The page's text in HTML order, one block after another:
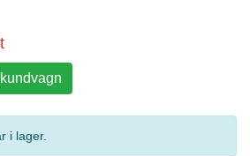
i lager.